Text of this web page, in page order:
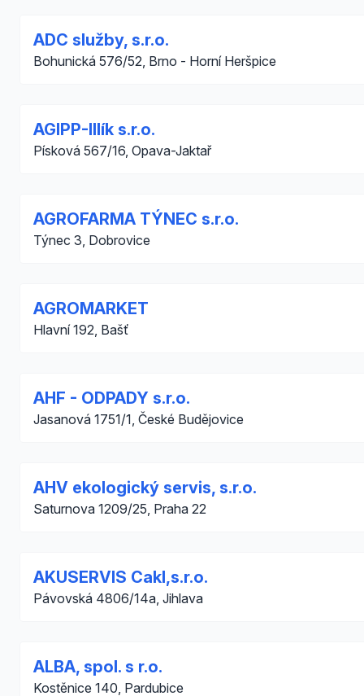
ADC služby, s.r.o.
Bohunická 576/52, Brno - Horní Heršpice
AGIPP-Illík s.r.o.
Písková 567/16, Opava-Jaktař
AGROFARMA TÝNEC s.r.o.
Týnec 3, Dobrovice
AGROMARKET
Hlavní 192, Bašť
AHF - ODPADY s.r.o.
Jasanová 1751/1, České Budějovice
AHV ekologický servis, s.r.o.
Saturnova 1209/25, Praha 22
AKUSERVIS Cakl,s.r.o.
Pávovská 4806/14a, Jihlava
ALBA, spol. s r.o.
Kostěnice 140, Pardubice